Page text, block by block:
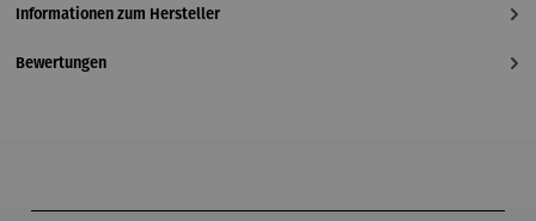
Informationen zum Hersteller
Bewertungen